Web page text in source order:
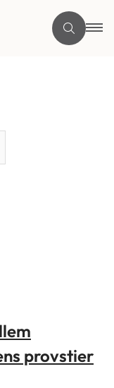
provstier